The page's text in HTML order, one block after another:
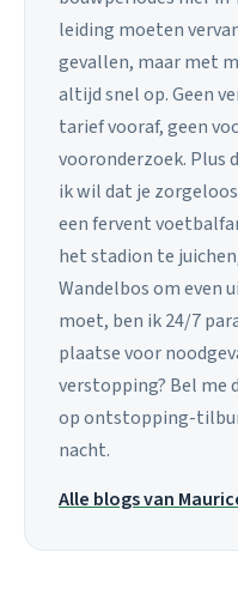
leiding moeten
gevallen, maar met
altijd snel op. Geen
tarief vooraf, geen
vooronderzoek. Plus
ik wil dat je
een fervent
het stadion te
Wandelbos om even
moet, ben ik 24/7
plaatse voor
verstopping? Bel me
op ontstopping-
nacht.
Alle blogs van